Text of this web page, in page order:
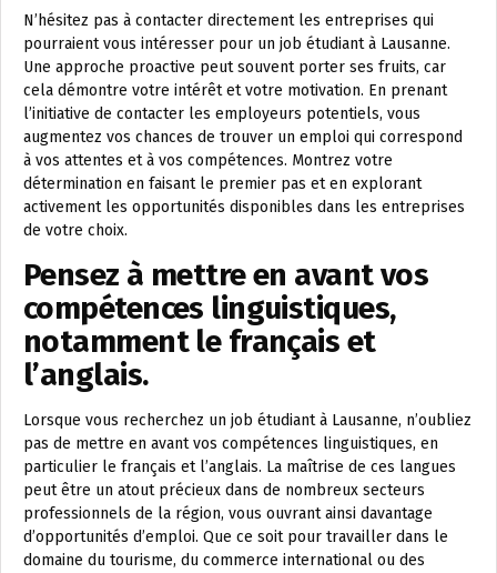
N’hésitez pas à contacter directement les entreprises qui
pourraient vous intéresser pour un job étudiant à Lausanne.
Une approche proactive peut souvent porter ses fruits, car
cela démontre votre intérêt et votre motivation. En prenant
l’initiative de contacter les employeurs potentiels, vous
augmentez vos chances de trouver un emploi qui correspond
à vos attentes et à vos compétences. Montrez votre
détermination en faisant le premier pas et en explorant
activement les opportunités disponibles dans les entreprises
de votre choix.
Pensez à mettre en avant vos
compétences linguistiques,
notamment le français et
l’anglais.
Lorsque vous recherchez un job étudiant à Lausanne, n’oubliez
pas de mettre en avant vos compétences linguistiques, en
particulier le français et l’anglais. La maîtrise de ces langues
peut être un atout précieux dans de nombreux secteurs
professionnels de la région, vous ouvrant ainsi davantage
d’opportunités d’emploi. Que ce soit pour travailler dans le
domaine du tourisme, du commerce international ou des